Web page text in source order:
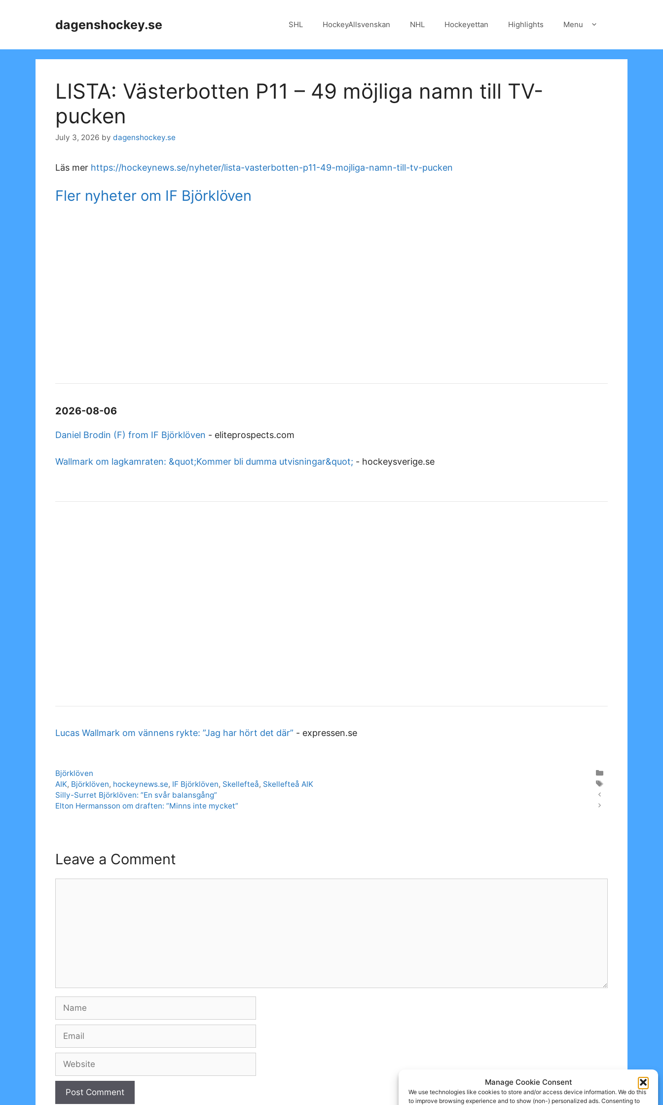
Manage Cookie Consent
We use technologies like cookies to store and/or access device information. We do this
to improve browsing experience and to show (non-) personalized ads. Consenting to
dagenshockey.se SHL HockeyAllsvenskan NHL Hockeyettan Highlights Menu
LISTA: Västerbotten P11 – 49 möjliga namn till TV-
pucken
July 3, 2026 by dagenshockey.se
Läs mer https://hockeynews.se/nyheter/lista-vasterbotten-p11-49-mojliga-namn-till-tv-pucken
Fler nyheter om IF Björklöven
2026-08-06
Daniel Brodin (F) from IF Björklöven - eliteprospects.com
Wallmark om lagkamraten: &quot;Kommer bli dumma utvisningar&quot; - hockeysverige.se
Lucas Wallmark om vännens rykte: ”Jag har hört det där” - expressen.se
Categories
Björklöven
Tags
AIK, Björklöven, hockeynews.se, IF Björklöven, Skellefteå, Skellefteå AIK
Silly-Surret Björklöven: ”En svår balansgång”
Elton Hermansson om draften: ”Minns inte mycket”
Leave a Comment
Name
Email
Website